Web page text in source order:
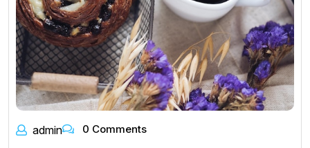
admin 0 Comments